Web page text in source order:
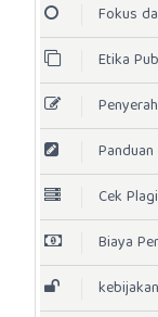
Fokus
Etika
Cek
Biaya